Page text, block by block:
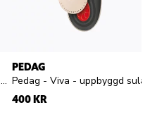
Pedag - Leather - Lädersula med aktivt kol
PEDAG
400 KR